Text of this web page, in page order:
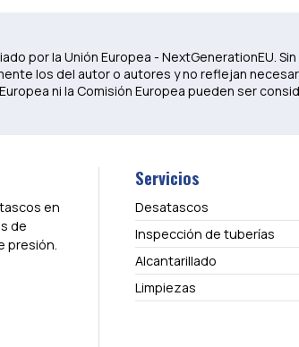
por la Unión Europea - NextGenerationEU.
los del autor o autores y no reflejan
ni la Comisión Europea pueden ser
en
de
presión.
Servicios
Desatascos
Inspección de tuberías
Alcantarillado
Limpiezas